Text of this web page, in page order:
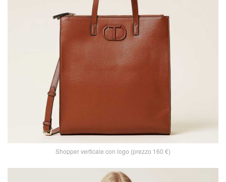
Shopper verticale con logo (prezzo 160 €)